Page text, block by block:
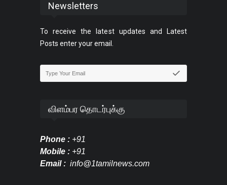
Newsletters
To receive the latest updates and Latest
Posts enter your email.
விளம்பர தொடர்புக்கு
Phone : +91
Mobile : +91
Email : info@1tamilnews.com